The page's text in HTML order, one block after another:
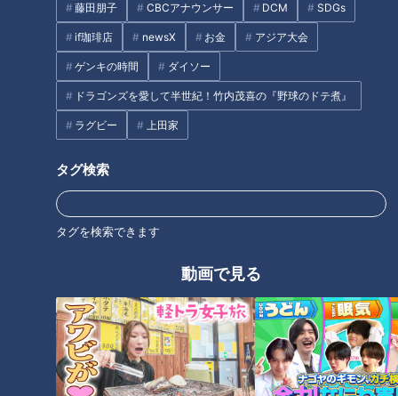
藤田朋子 CBCアナウンサー DCM SDGs
if珈琲店 newsX お金 アジア大会
ゲンキの時間 ダイソー
ドラゴンズを愛して半世紀！竹内茂喜の『野球のドテ煮』
ラグビー 上田家
タグ検索
タグを検索できます
動画で見る
三重県発祥なのに名古屋めし？
手のひらサイズの縁起物”天む
す”誕生物語
バンテリンドーム周辺は川が多
かった！？愛知・名古屋の暗渠
道をたどって歴史の紐を解く旅
タグ
チャント！ 加藤愛 愛されフード 愛知
オススメ関連コンテンツ